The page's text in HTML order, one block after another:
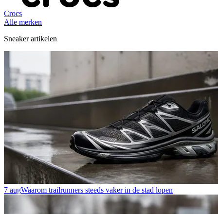
Crocs
Alle merken
Sneaker artikelen
7 augWaarom trailrunners steeds vaker in de stad lopen